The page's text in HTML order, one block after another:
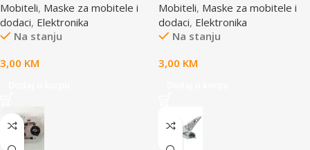
65x100mm
Mobiteli, Maske za mobitele i
dodaci, Elektronika
Na stanju
3,00 KM
65x100mm
Mobiteli, Maske za mobitele i
dodaci, Elektronika
Na stanju
3,00 KM